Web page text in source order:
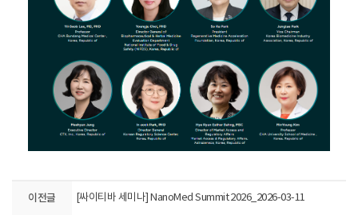
이전글 [싸이티바 세미나] NanoMed Summit 2026_2026-03-11